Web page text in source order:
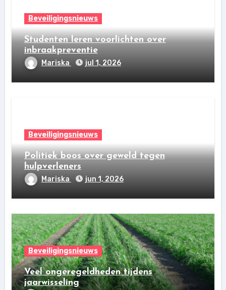
Beveiligingsnieuws
Studenten leren voorlichten over
inbraakpreventie
Mariska jul 1, 2026
Beveiligingsnieuws
Politiek boos over geweld tegen
hulpverleners
Mariska jun 1, 2026
Beveiligingsnieuws
Veel ongeregeldheden tijdens
jaarwisseling